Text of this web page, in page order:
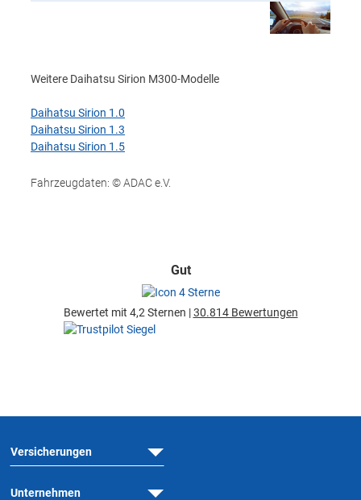
Weitere Daihatsu Sirion M300-Modelle
Daihatsu Sirion 1.0
Daihatsu Sirion 1.3
Daihatsu Sirion 1.5
Fahrzeugdaten: © ADAC e.V.
Gut
Bewertet mit 4,2 Sternen |30.814 Bewertungen
Versicherungen
Unternehmen